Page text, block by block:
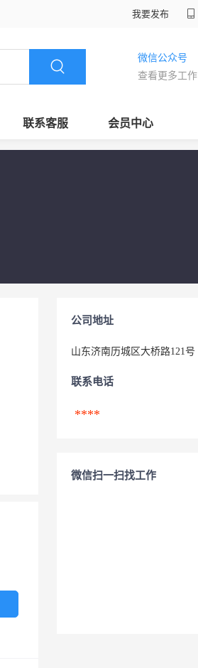
我要发布
微信公众号
查看更多工作
联系客服 会员中心
公司地址
山东济南历城区大桥路121号
联系电话
****
微信扫一扫找工作